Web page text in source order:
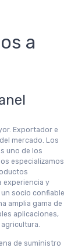
a
Exportador e
mercado. Los
uno de los
especializamos
experiencia y
socio confiable
amplia gama de
aplicaciones,
de suministro